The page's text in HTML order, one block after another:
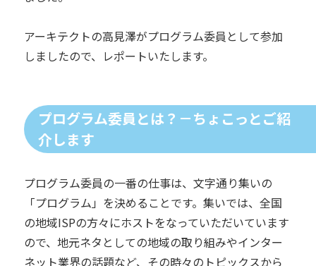
アーキテクトの高見澤がプログラム委員として参加
しましたので、レポートいたします。
プログラム委員とは？－ちょこっとご紹
介します
プログラム委員の一番の仕事は、文字通り集いの
「プログラム」を決めることです。集いでは、全国
の地域ISPの方々にホストをなっていただいています
ので、地元ネタとしての地域の取り組みやインター
ネット業界の話題など、その時々のトピックスから